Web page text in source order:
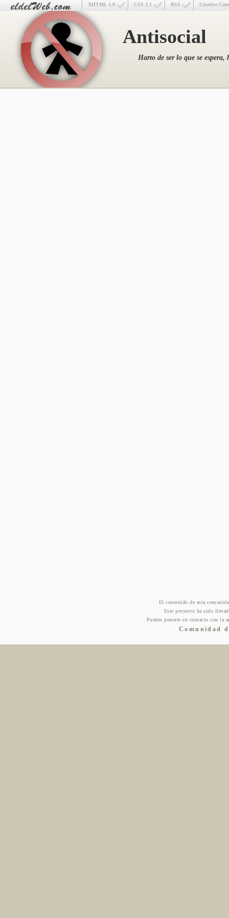
Creative
RSS
CSS 2.1
XHTML 1.0
Antisocial
Harto de ser lo que se
El contenido de esta
Este proyecto ha sido
Puedes ponerte en contacto con
Comunidad